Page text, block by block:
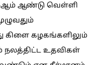
ஆண்டு வெள்ளி
கிளை கழகங்களிலும்
நலத்திட்ட உதவிகள்